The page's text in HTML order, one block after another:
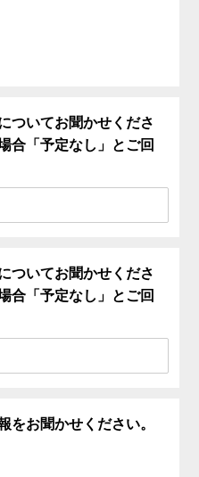
ついてお聞かせくださ
合「予定なし」とご回
ついてお聞かせくださ
合「予定なし」とご回
をお聞かせください。